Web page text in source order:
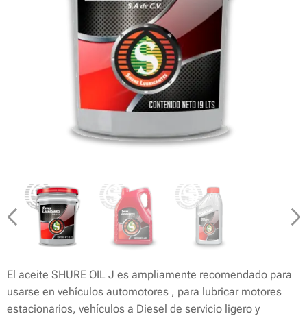
El aceite SHURE OIL J es ampliamente recomendado para
usarse en vehículos automotores , para lubricar motores
estacionarios, vehículos a Diesel de servicio ligero y